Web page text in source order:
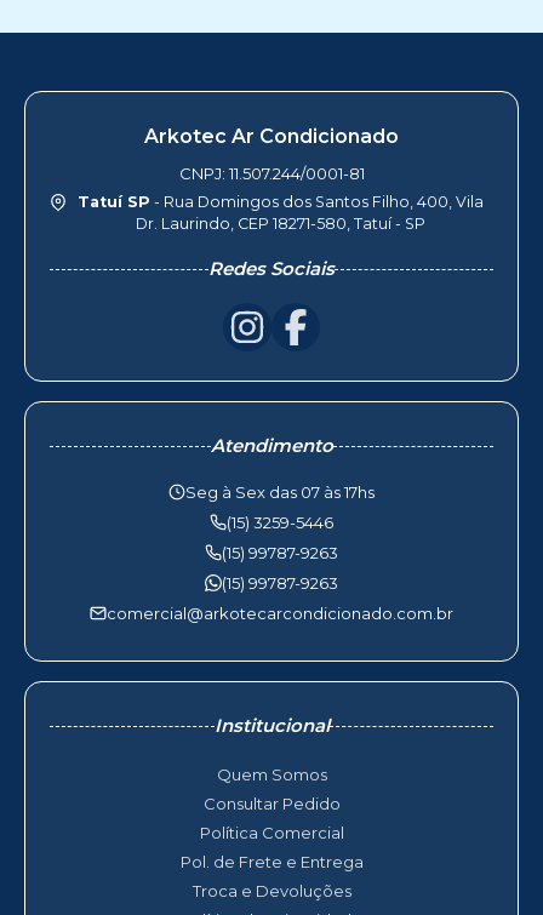
Arkotec Ar Condicionado
CNPJ: 11.507.244/0001-81
Tatuí SP - Rua Domingos dos Santos Filho, 400, Vila
Dr. Laurindo, CEP 18271-580, Tatuí - SP
Redes Sociais
Atendimento
Seg à Sex das 07 às 17hs
(15) 3259-5446
(15) 99787-9263
(15) 99787-9263
comercial@arkotecarcondicionado.com.br
Institucional
Quem Somos
Consultar Pedido
Política Comercial
Pol. de Frete e Entrega
Troca e Devoluções